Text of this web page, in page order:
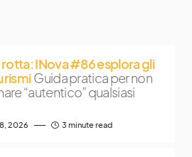
INova #86 esplora gli
Guida pratica per non
“autentico” qualsiasi
2026 3 minute read